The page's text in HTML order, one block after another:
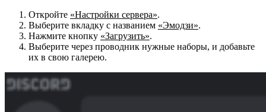
Откройте «Настройки сервера».
Выберите вкладку с названием «Эмодзи».
Нажмите кнопку «Загрузить».
Выберите через проводник нужные наборы, и добавьте
их в свою галерею.